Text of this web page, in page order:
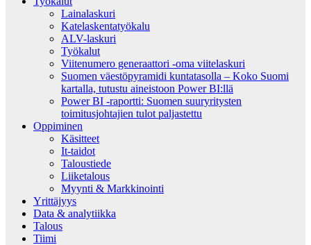
Lainalaskuri
Katelaskentatyökalu
ALV-laskuri
Työkalut
Viitenumero generaattori -oma viitelaskuri
Suomen väestöpyramidi kuntatasolla – Koko Suomi
kartalla, tutustu aineistoon Power BI:llä
Power BI -raportti: Suomen suuryritysten
toimitusjohtajien tulot paljastettu
Oppiminen
Käsitteet
It-taidot
Taloustiede
Liiketalous
Myynti & Markkinointi
Yrittäjyys
Data & analytiikka
Talous
Tiimi